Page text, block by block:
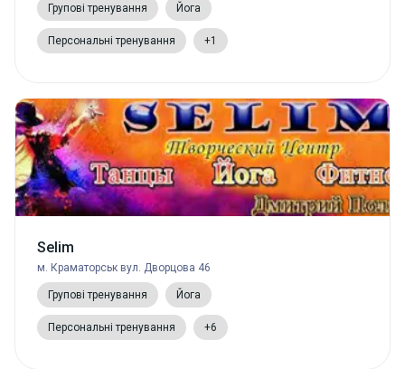
Групові тренування Йога
Персональні тренування +1
Selim
м. Краматорськ вул. Дворцова 46
Групові тренування Йога
Персональні тренування +6